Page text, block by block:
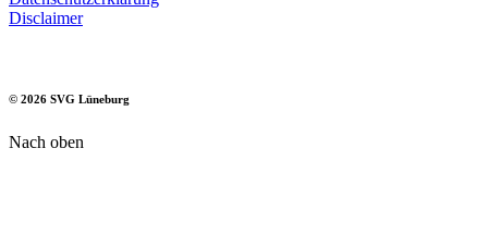
Disclaimer
© 2026 SVG Lüneburg
Nach oben